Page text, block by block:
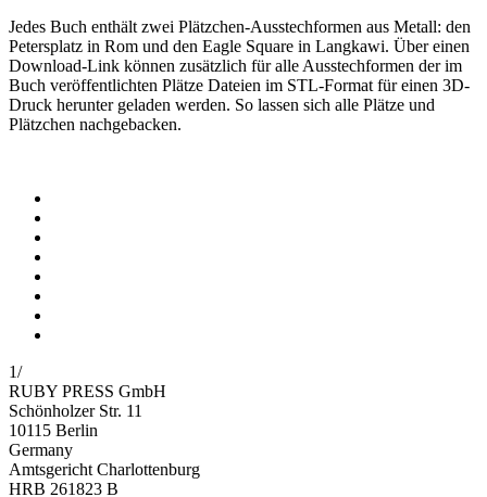
Jedes Buch enthält zwei Plätzchen-Ausstechformen aus Metall: den
Petersplatz in Rom und den Eagle Square in Langkawi. Über einen
Download-Link können zusätzlich für alle Ausstechformen der im
Buch veröffentlichten Plätze Dateien im STL-Format für einen 3D-
Druck herunter geladen werden. So lassen sich alle Plätze und
Plätzchen nachgebacken.
1/
RUBY PRESS GmbH
Schönholzer Str. 11
10115 Berlin
Germany
Amtsgericht Charlottenburg
HRB 261823 B